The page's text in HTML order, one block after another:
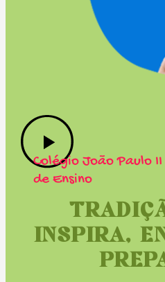
Colégio João Paulo
de Ensino
INSPIRA,